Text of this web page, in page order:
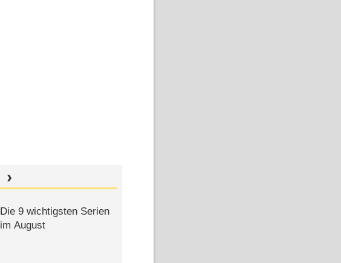
Die 9 wichtigsten Serien
im August